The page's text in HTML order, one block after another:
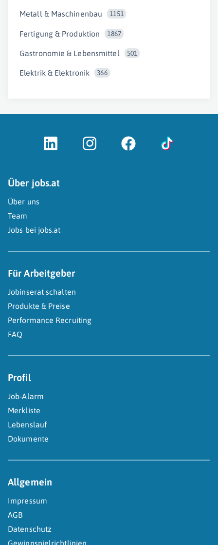
Metall & Maschinenbau 1151
Fertigung & Produktion 1867
Gastronomie & Lebensmittel 501
Elektrik & Elektronik 366
Über jobs.at
Über uns
Team
Jobs bei jobs.at
Für Arbeitgeber
Jobinserat schalten
Produkte & Preise
Performance Recruiting
FAQ
Profil
Job-Alarm
Merkliste
Lebenslauf
Dokumente
Allgemein
Impressum
AGB
Datenschutz
Gewinnspielrichtlinien